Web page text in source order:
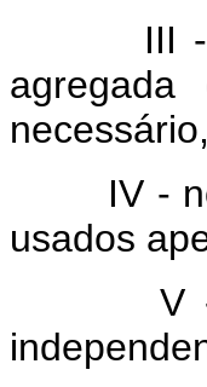
III - a
IV -
usados
V - é